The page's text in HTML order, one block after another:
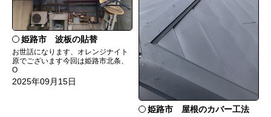
姫路市 波板の貼替
お世話になります、オレンジナイト
原でございます今回は姫路市北条、
O
2025年09月15日
姫路市 屋根のカバー工法